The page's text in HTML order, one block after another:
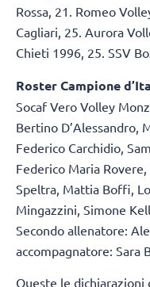
Rossa, 21. Romeo
Cagliari, 25. Aurora
Chieti 1996, 25. SSV
Roster Campione
Socaf Vero Volley
Bertino D’Alessandro,
Federico Carchidio,
Federico Maria
Speltra, Mattia Boffi,
Mingazzini, Simone
Secondo allenatore:
accompagnatore: Sara
Queste le dichiarazioni